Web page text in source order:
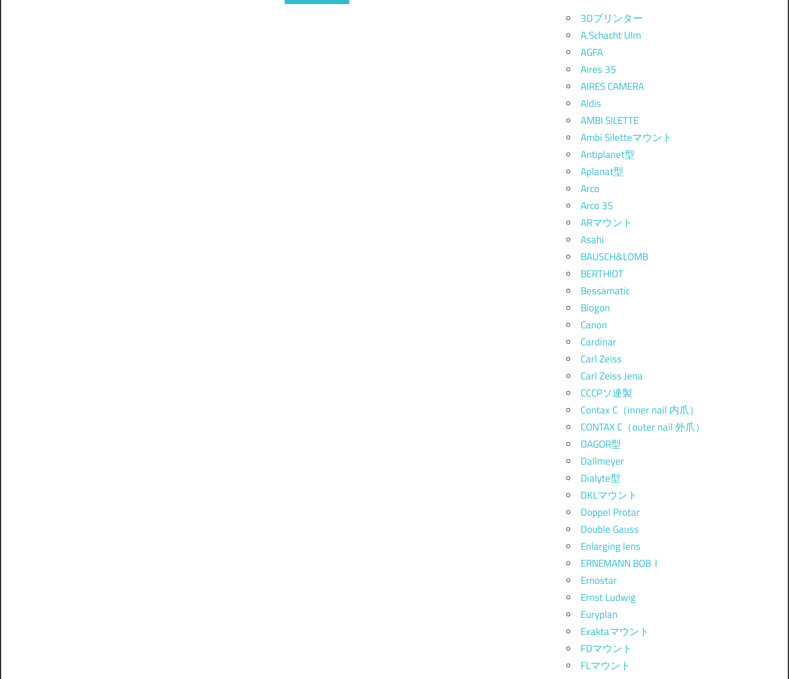
3Dプリンター
A.Schacht Ulm
AGFA
Aires 35
AIRES CAMERA
Aldis
AMBI SILETTE
Ambi Siletteマウント
Antiplanet型
Aplanat型
Arco
Arco 35
ARマウント
Asahi
BAUSCH&LOMB
BERTHIOT
Bessamatic
Biogon
Canon
Cardinar
Carl Zeiss
Carl Zeiss Jena
CCCPソ連製
Contax C（inner nail 内爪）
CONTAX C（outer nail 外爪）
DAGOR型
Dallmeyer
Dialyte型
DKLマウント
Doppel Protar
Double Gauss
Enlarging lens
ERNEMANN BOBⅠ
Ernostar
Ernst Ludwig
Euryplan
Exaktaマウント
FDマウント
FLマウント